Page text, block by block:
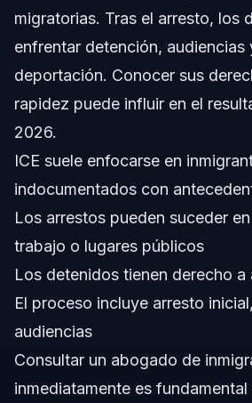
Preguntas Frecuentes
¿Puede ICE arrestarme en cualquier
¿Qué sucede si no asisto a mi
arresto por ICE?
¿Cuánto tiempo estaré detenido tras
¿Cómo puede ayudar Vasquez Law
migratorias. Tras el arresto, los
enfrentar detención, audiencias
deportación. Conocer sus
rapidez puede influir en el
2026.
ICE suele enfocarse en
indocumentados con
Los arrestos pueden suceder
trabajo o lugares públicos
Los detenidos tienen derecho a
El proceso incluye arresto
audiencias
Consultar un abogado de
inmediatamente es fundamental